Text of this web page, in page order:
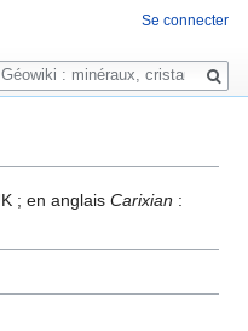
; en anglais Carixian :
Se connecter